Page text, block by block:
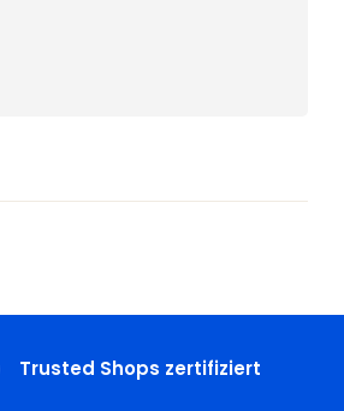
Trusted Shops zertifiziert